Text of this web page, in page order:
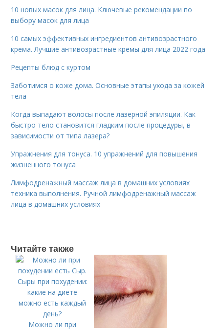
10 новых масок для лица. Ключевые рекомендации по
выбору масок для лица
10 самых эффективных ингредиентов антивозрастного
крема. Лучшие антивозрастные кремы для лица 2022 года
Рецепты блюд с куртом
Заботимся о коже дома. Основные этапы ухода за кожей
тела
Когда выпадают волосы после лазерной эпиляции. Как
быстро тело становится гладким после процедуры, в
зависимости от типа лазера?
Упражнения для тонуса. 10 упражнений для повышения
жизненного тонуса
Лимфодренажный массаж лица в домашних условиях
техника выполнения. Ручной лимфодренажный массаж
лица в домашних условиях
Читайте также
Можно ли при